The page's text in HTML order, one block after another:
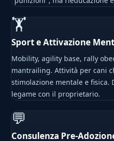
🏋
Sport e Attivazione
Mobility, agility base, rally
mantrailing. Attività per cani
stimolazione mentale e fisica.
legame con il proprietario.
💬
Consulenza Pre-